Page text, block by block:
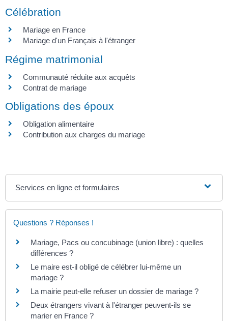
Célébration
Mariage en France
Mariage d'un Français à l'étranger
Régime matrimonial
Communauté réduite aux acquêts
Contrat de mariage
Obligations des époux
Obligation alimentaire
Contribution aux charges du mariage
Services en ligne et formulaires
Questions ? Réponses !
Mariage, Pacs ou concubinage (union libre) : quelles
différences ?
Le maire est-il obligé de célébrer lui-même un
mariage ?
La mairie peut-elle refuser un dossier de mariage ?
Deux étrangers vivant à l'étranger peuvent-ils se
marier en France ?